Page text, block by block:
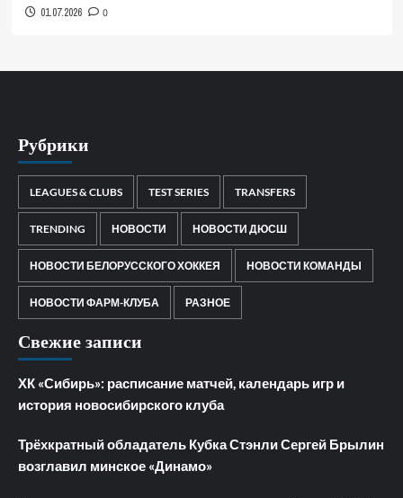
01.07.2026 0
Рубрики
LEAGUES & CLUBS TEST SERIES TRANSFERS
TRENDING НОВОСТИ НОВОСТИ ДЮСШ
НОВОСТИ БЕЛОРУССКОГО ХОККЕЯ НОВОСТИ КОМАНДЫ
НОВОСТИ ФАРМ-КЛУБА РАЗНОЕ
Свежие записи
ХК «Сибирь»: расписание матчей, календарь игр и
история новосибирского клуба
Трёхкратный обладатель Кубка Стэнли Сергей Брылин
возглавил минское «Динамо»